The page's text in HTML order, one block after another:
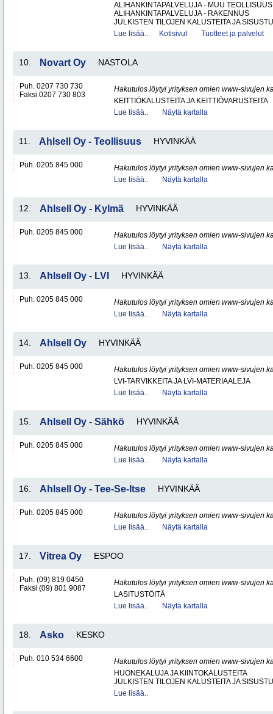
ALIHANKINTAPALVELUJA - MUU TEOLLISUUS
ALIHANKINTAPALVELUJA - RAKENNUS
JULKISTEN TILOJEN KALUSTEITA JA
Lue lisää..
Kotisivut Tuotteet ja palvelut
10. Novart Oy NASTOLA
Puh. 0207 730 730
Faksi 0207 730 803
Hakutulos löytyi yrityksen omien www-sivujen
KEITTIÖKALUSTEITA JA KEITTIÖVARUSTEITA
Lue lisää..
Näytä kartalla
11. Ahlsell Oy - Teollisuus HYVINKÄÄ
Puh. 0205 845 000
Hakutulos löytyi yrityksen omien www-sivujen
Lue lisää..
Näytä kartalla
12. Ahlsell Oy - Kylmä HYVINKÄÄ
Puh. 0205 845 000
Hakutulos löytyi yrityksen omien www-sivujen
Lue lisää..
Näytä kartalla
13. Ahlsell Oy - LVI HYVINKÄÄ
Puh. 0205 845 000
Hakutulos löytyi yrityksen omien www-sivujen
Lue lisää..
Näytä kartalla
14. Ahlsell Oy HYVINKÄÄ
Puh. 0205 845 000
Hakutulos löytyi yrityksen omien www-sivujen
LVI-TARVIKKEITA JA LVI-MATERIAALEJA
Lue lisää..
Näytä kartalla
15. Ahlsell Oy - Sähkö HYVINKÄÄ
Puh. 0205 845 000
Hakutulos löytyi yrityksen omien www-sivujen
Lue lisää..
Näytä kartalla
16. Ahlsell Oy - Tee-Se-Itse HYVINKÄÄ
Puh. 0205 845 000
Hakutulos löytyi yrityksen omien www-sivujen
Lue lisää..
Näytä kartalla
17. Vitrea Oy ESPOO
Puh. (09) 819 0450
Faksi (09) 801 9087
Hakutulos löytyi yrityksen omien www-sivujen
LASITUSTÖITÄ
Lue lisää..
Näytä kartalla
18. Asko KESKO
Puh. 010 534 6600
Hakutulos löytyi yrityksen omien www-sivujen
HUONEKALUJA JA KIINTOKALUSTEITA
JULKISTEN TILOJEN KALUSTEITA JA
Lue lisää..